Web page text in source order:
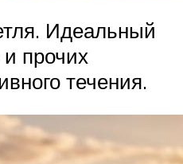
Идеальный
прочих
течения.